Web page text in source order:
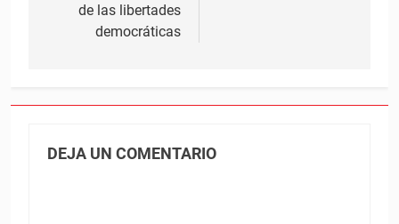
de las libertades
democráticas
DEJA UN COMENTARIO